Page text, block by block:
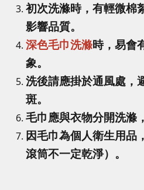
初次洗滌時，有輕微棉
影響品質。
深色毛巾洗滌時，易會
象。
洗後請應掛於通風處，
斑。
毛巾應與衣物分開洗滌
因毛巾為個人衛生用品
滾筒不一定乾淨）。